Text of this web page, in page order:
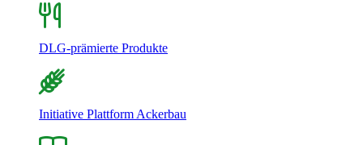
DLG-prämierte Produkte
Initiative Plattform Ackerbau